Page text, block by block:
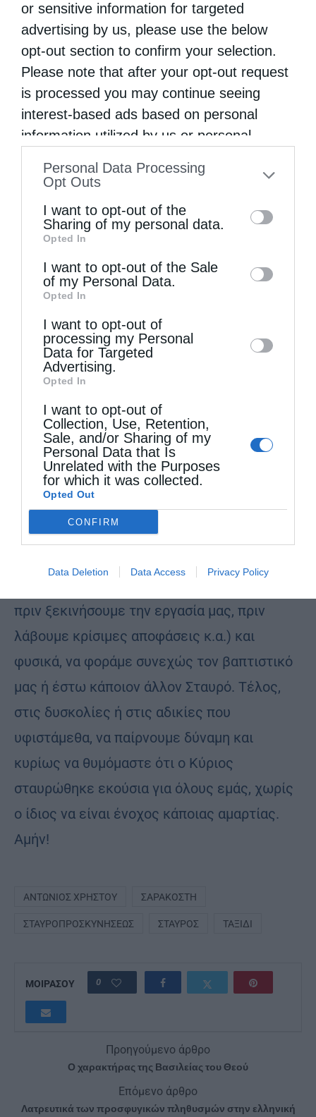
or sensitive information for targeted
advertising by us, please use the below
opt-out section to confirm your selection.
Please note that after your opt-out request
is processed you may continue seeing
interest-based ads based on personal
information utilized by us or personal
to your opt-out. You may separately opt-out
information by third parties on the IAB’s list
of downstream participants. This
information may also be disclosed by us to
third parties on theIAB’s List of
Downstream Participants
disclose it to other third parties.
Personal Data Processing
Opt Outs
I want to opt-out of the
Sharing of my personal data.
Opted In
I want to opt-out of the Sale
of my Personal Data.
Opted In
I want to opt-out of
processing my Personal
Data for Targeted
Advertising.
Opted In
I want to opt-out of
Collection, Use, Retention,
Sale, and/or Sharing of my
Personal Data that Is
Unrelated with the Purposes
for which it was collected.
Opted Out
CONFIRM
Data Deletion Data Access Privacy Policy
άρση και μίμηση του Σταυρού του Κυρίου και
γενικότερα η αρχιτεκτονική των
περισσοτέρων Ιερών μας Ναών (το σήμα
κατατεθέν θα λέγαμε κοσμικά), δεν νοείται
χωρίς τοποθέτηση εξωτερικά Μεγάλων
Σταυρών, αλλά και το Σχήμα του εσωτερικά
να μην έχει σταυρικό σχηματισμό. Γιατί; Μα
φυσικά γιατί δι’ αυτού σωζόμαστε και
προφυλασσόμαστε από τον ίδιο τον Διάβολο,
ο οποίος τρέμει τη θέα του και είναι το μόνο
σχήμα που δεν μπορεί να μετασχηματιστεί,
αφού μπορεί να εμφανιστεί για να
περιπλανήσει ακόμη και ως Αγγελος Φωτός.
Ποτέ όμως Σταυρός.
Θα μπορούσαμε να αναφέρουμε και άλλα,
αλλά δυστυχώς θα υπερβούμε σε έκταση το
επιτρεπόμενο όριο. Συνοψίζουμε, λοιπόν, και
προτρέπουμε ταυτόχρονα: Να έχουμε
συνεχώς αδελφοί μου ως καύχημά μας τον
Τίμιο Σταυρό. Να κάνουμε σωστά, χωρίς
βιασύνες το σημείο του Σταυρού σε τακτά
πριν ξεκινήσουμε την εργασία μας, πριν
λάβουμε κρίσιμες αποφάσεις κ.α.) και
φυσικά, να φοράμε συνεχώς τον βαπτιστικό
μας ή έστω κάποιον άλλον Σταυρό. Τέλος,
στις δυσκολίες ή στις αδικίες που
υφιστάμεθα, να παίρνουμε δύναμη και
κυρίως να θυμόμαστε ότι ο Κύριος
σταυρώθηκε εκούσια για όλους εμάς, χωρίς
ο ίδιος να είναι ένοχος κάποιας αμαρτίας.
Αμήν!
ΑΝΤΏΝΙΟΣ ΧΡΉΣΤΟΥ ΣΑΡΑΚΟΣΤΉ
ΣΤΑΥΡΟΠΡΟΣΚΥΝΉΣΕΩΣ ΣΤΑΥΡΌΣ ΤΑΞΊΔΙ
ΜΟΙΡΑΣΟΥ 0
Προηγούμενο άρθρο
Ο χαρακτήρας της Βασιλείας του Θεού
Επόμενο άρθρο
Λατρευτικά των προσφυγικών πληθυσμών στην ελληνική